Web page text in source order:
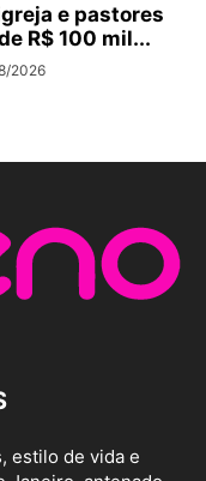
e pastores
R$ 100 mil...
2026
estilo de vida e